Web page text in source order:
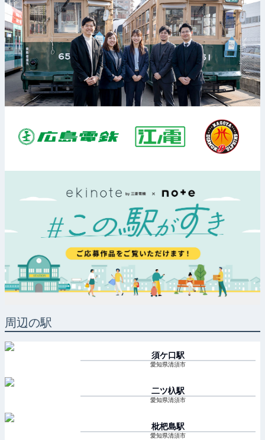
周辺の駅
須ケ口駅
愛知県清須市
二ツ杁駅
愛知県清須市
枇杷島駅
愛知県清須市